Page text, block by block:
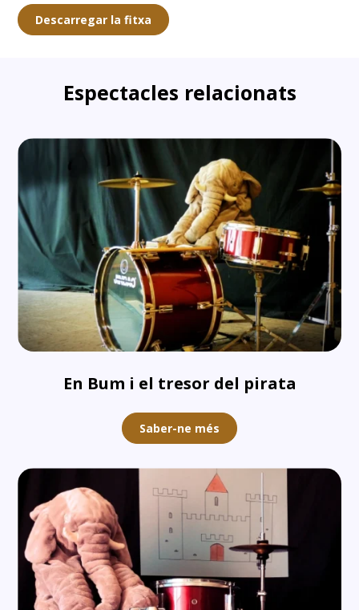
Descarregar la fitxa
Espectacles relacionats
En Bum i el tresor del pirata
Saber-ne més